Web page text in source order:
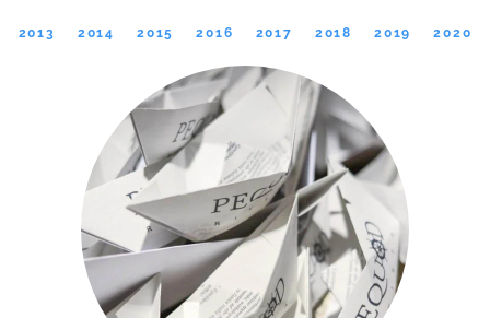
2013 2014 2015 2016 2017 2018 2019 2020